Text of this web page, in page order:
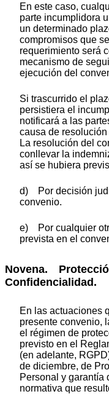
En este caso,
parte incumplidora
un determinado
compromisos que
requerimiento será
mecanismo de
ejecución del
Si trascurrido el
persistiera el
notificará a las
causa de
La resolución del
conllevar la
así se hubiera
d) Por decisión
convenio.
e) Por cualquier
prevista en el
Novena.
Confidencialidad.
En las actuaciones
presente convenio,
el régimen de
previsto en el
(en adelante,
de diciembre, de
Personal y garantía
normativa que